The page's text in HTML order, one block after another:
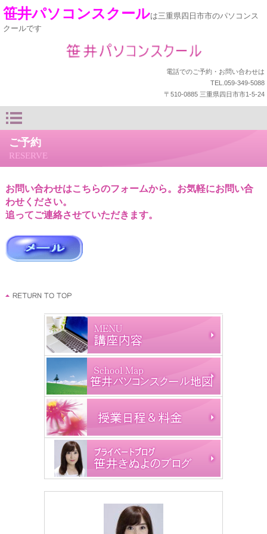
笹井パソコンスクールは三重県四日市市のパソコンス
クールです
電話でのご予約・お問い合わせは
TEL.059-349-5088
〒510-0885 三重県四日市市1-5-24
ご予約
RESERVE
お問い合わせはこちらのフォームから。お気軽にお問い合
わせください。
追ってご連絡させていただきます。